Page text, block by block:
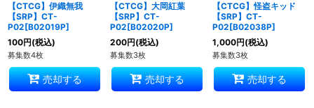
【CTCG】伊織無我
【SRP】CT-
P02[B02019P]
100円(税込)
募集数4枚
売却する
【CTCG】大岡紅葉
【SRP】CT-
P02[B02020P]
200円(税込)
募集数3枚
売却する
【CTCG】怪盗キッド
【SRP】CT-
P02[B02038P]
1,000円(税込)
募集数3枚
売却する